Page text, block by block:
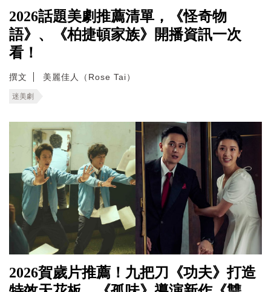
2026話題美劇推薦清單，《怪奇物
語》、《柏捷頓家族》開播資訊一次
看！
撰文 美麗佳人（Rose Tai）
迷美劇
2026賀歲片推薦！九把刀《功夫》打造